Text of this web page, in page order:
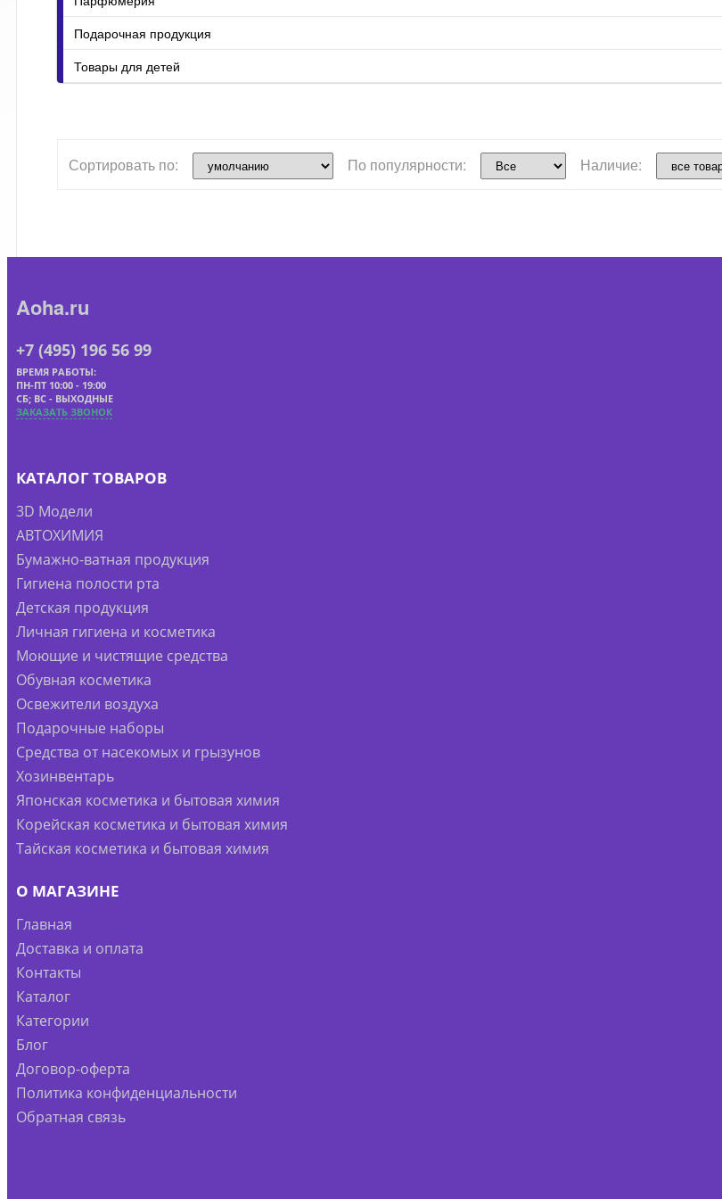
Подарочная продукция
Товары для детей
Сортировать по: По популярности: Наличие:
Aoha.ru
+7 (495) 196 56 99
ВРЕМЯ РАБОТЫ:
ПН-ПТ 10:00 - 19:00
СБ; ВС - ВЫХОДНЫЕ
ЗАКАЗАТЬ ЗВОНОК
КАТАЛОГ ТОВАРОВ
3D Модели
АВТОХИМИЯ
Бумажно-ватная продукция
Гигиена полости рта
Детская продукция
Личная гигиена и косметика
Моющие и чистящие средства
Обувная косметика
Освежители воздуха
Подарочные наборы
Средства от насекомых и грызунов
Хозинвентарь
Японская косметика и бытовая химия
Корейская косметика и бытовая химия
Тайская косметика и бытовая химия
О МАГАЗИНЕ
Главная
Доставка и оплата
Контакты
Каталог
Категории
Блог
Договор-оферта
Политика конфиденциальности
Обратная связь